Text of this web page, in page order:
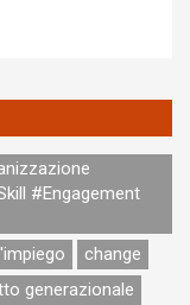
#Engagement
change
generazionale